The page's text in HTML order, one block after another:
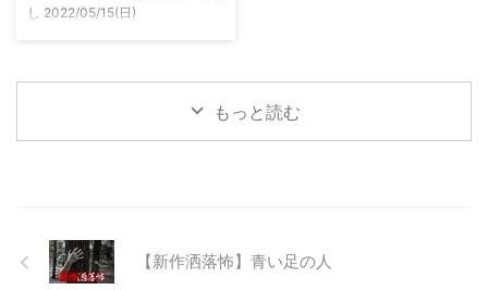
い ...
し 2022/05/15(日)
る。陸の孤島と呼ばれたその地区
と隣の市を繋ぐ林道として計画さ
継続が不可能となってしまったら
しい。 そこに残ったのは無責任
もっと読む
【新作洒落怖】青い足の人